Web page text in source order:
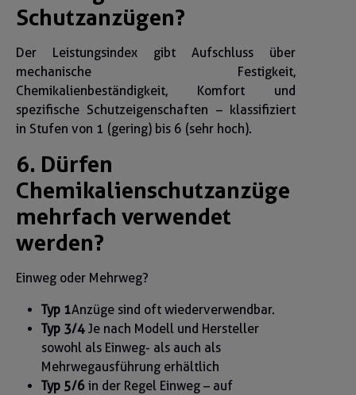
Schutzanzügen?
Der Leistungsindex gibt Aufschluss über
mechanische Festigkeit,
Chemikalienbeständigkeit, Komfort und
spezifische Schutzeigenschaften – klassifiziert
in Stufen von 1 (gering) bis 6 (sehr hoch).
6. Dürfen
Chemikalienschutzanzüge
mehrfach verwendet
werden?
Einweg oder Mehrweg?
Typ 1Anzüge sind oft wiederverwendbar.
Typ 3/4 Je nach Modell und Hersteller
sowohl als Einweg- als auch als
Mehrwegausführung erhältlich
Typ 5/6 in der Regel Einweg – auf